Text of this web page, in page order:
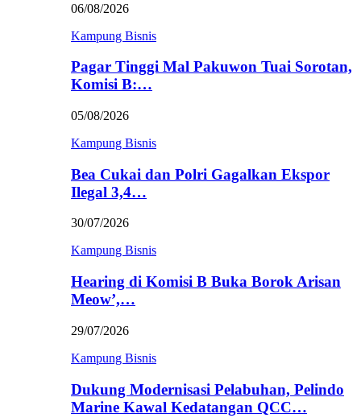
06/08/2026
Kampung Bisnis
Pagar Tinggi Mal Pakuwon Tuai Sorotan,
Komisi B:…
05/08/2026
Kampung Bisnis
Bea Cukai dan Polri Gagalkan Ekspor
Ilegal 3,4…
30/07/2026
Kampung Bisnis
Hearing di Komisi B Buka Borok Arisan
Meow’,…
29/07/2026
Kampung Bisnis
Dukung Modernisasi Pelabuhan, Pelindo
Marine Kawal Kedatangan QCC…